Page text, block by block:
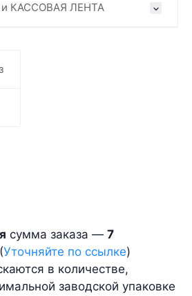
КАССОВАЯ ЛЕНТА
сумма заказа — 7
Уточняйте по ссылке)
в количестве,
заводской упаковке